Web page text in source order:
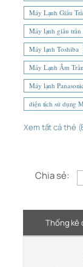
Máy Lạnh Giấu
Máy lạnh giấu trần
Máy lạnh Toshiba
Máy Lạnh Âm
Máy lạnh
diện tích sử dụng
Xem tất cả thẻ
Chia sẻ:
Thống kê